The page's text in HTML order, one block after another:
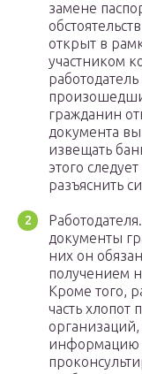
замене
открыт в
участником
гражданин
документа
извещать
этого
разъяснить
документы
них он
получением
Кроме того,
часть хлопот
информацию